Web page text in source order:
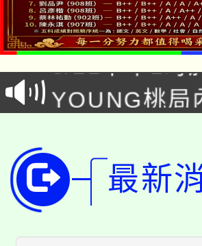
「本色祭」
場熱烈登場!
8/21下午1時
徵才活動。
YOUNG桃局
開!
115年桃園市
田徑場及游
桃園市低收
最新